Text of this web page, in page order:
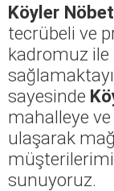
Köyler
tecrübeli ve
kadromuz ile
sayesinde
mahalleye ve
ulaşarak
sunuyoruz.